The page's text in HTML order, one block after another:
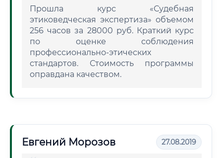
Прошла курс «Судебная
этиковедческая экспертиза» объемом
256 часов за 28000 руб. Краткий курс
по оценке соблюдения
профессионально-этических
стандартов. Стоимость программы
оправдана качеством.
Евгений Морозов 27.08.2019